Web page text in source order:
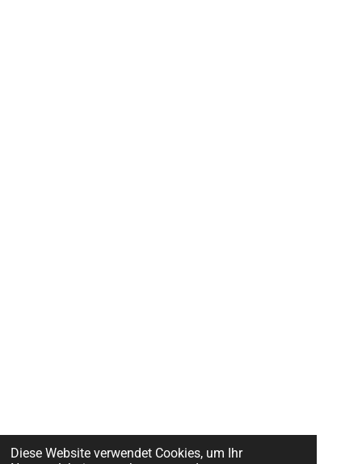
Diese Website verwendet Cookies, um Ihr